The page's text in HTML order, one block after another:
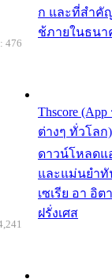
ก และที่สำคั
ช้ภายในธนา
Thscore
ต่างๆ ทั่วโลก)
ดาวน์โหลดแ
และแม่นยำทั
เซเรีย อา อิ
ฝรั่งเศส
476